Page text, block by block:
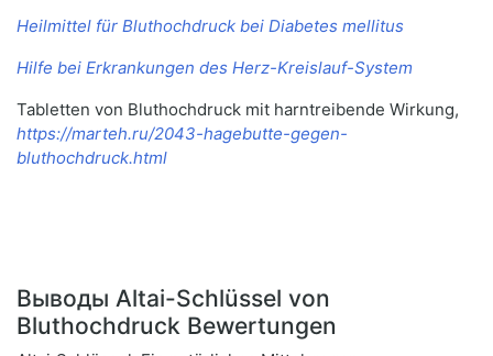
Heilmittel für Bluthochdruck bei Diabetes mellitus
Hilfe bei Erkrankungen des Herz-Kreislauf-System
Tabletten von Bluthochdruck mit harntreibende Wirkung,
https://marteh.ru/2043-hagebutte-gegen-
bluthochdruck.html
Выводы Altai-Schlüssel von
Bluthochdruck Bewertungen